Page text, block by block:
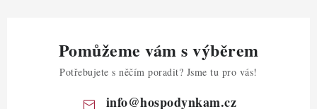
Pomůžeme vám s výběrem
Potřebujete s něčím poradit? Jsme tu pro vás!
info@hospodynkam.cz